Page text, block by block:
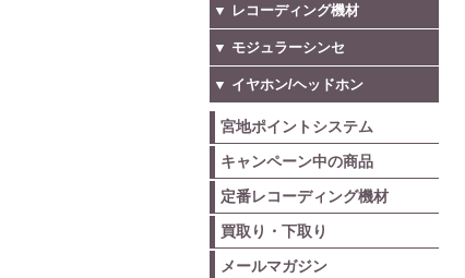
▼ レコーディング機材
▼ モジュラーシンセ
▼ イヤホン/ヘッドホン
宮地ポイントシステム
キャンペーン中の商品
定番レコーディング機材
買取り・下取り
メールマガジン